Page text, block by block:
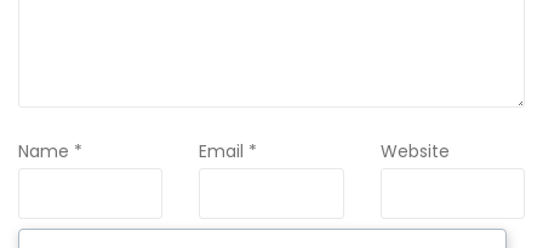
Name * Email * Website